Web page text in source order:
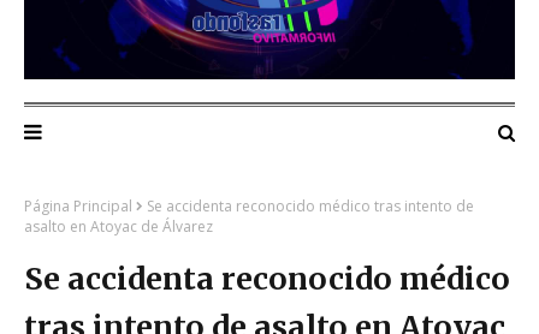
Página Principal
Se accidenta reconocido médico tras intento de
asalto en Atoyac de Álvarez
Se accidenta reconocido médico
tras intento de asalto en Atoyac